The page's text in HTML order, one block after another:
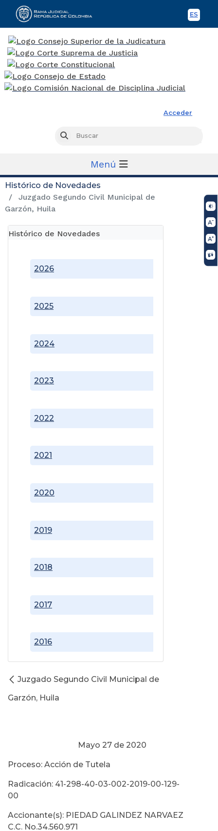
ES
Acceder
Buscar
Menú
Histórico de Novedades
Juzgado Segundo Civil Municipal de
Garzón, Huila
Histórico de Novedades
2016
2017
2018
2019
2020
2021
2022
2023
2024
2025
2026
Juzgado Segundo Civil Municipal de
Garzón, Huila
Mayo 27 de 2020
Proceso: Acción de Tutela
Radicación: 41-298-40-03-002-2019-00-129-
00
Accionante(s): PIEDAD GALINDEZ NARVAEZ
C.C. No.34.560.971